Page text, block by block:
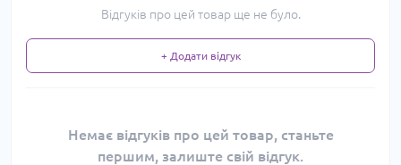
Відгуків про цей товар ще не було.
+ Додати відгук
Немає відгуків про цей товар, станьте
першим, залиште свій відгук.